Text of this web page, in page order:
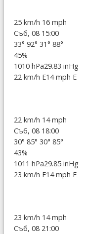
25 km/h 16 mph
Съб, 08 15:00
33° 92° 31° 88°
45%
1010 hPa29.83 inHg
22 km/h E14 mph E
22 km/h 14 mph
Съб, 08 18:00
30° 85° 30° 85°
43%
1011 hPa29.85 inHg
23 km/h E14 mph E
23 km/h 14 mph
Съб, 08 21:00